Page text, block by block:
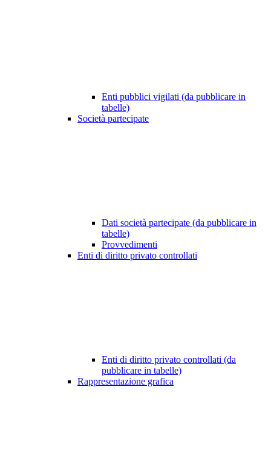
Enti pubblici vigilati (da pubblicare in
tabelle)
Società partecipate
Dati società partecipate (da pubblicare in
tabelle)
Provvedimenti
Enti di diritto privato controllati
Enti di diritto privato controllati (da
pubblicare in tabelle)
Rappresentazione grafica